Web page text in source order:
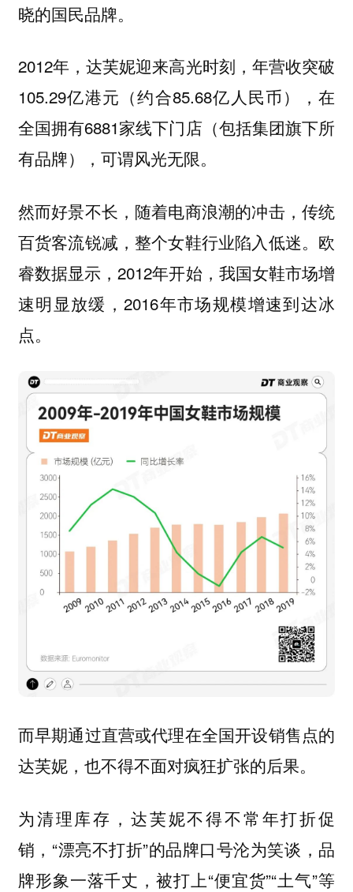
晓的国民品牌。
2012年，达芙妮迎来高光时刻，年营收突破
105.29亿港元（约合85.68亿人民币），在
全国拥有6881家线下门店（包括集团旗下所
有品牌），可谓风光无限。
然而好景不长，随着电商浪潮的冲击，传统
百货客流锐减，整个女鞋行业陷入低迷。欧
睿数据显示，2012年开始，我国女鞋市场增
速明显放缓，2016年市场规模增速到达冰
点。
而早期通过直营或代理在全国开设销售点的
达芙妮，也不得不面对疯狂扩张的后果。
为清理库存，达芙妮不得不常年打折促
销，“漂亮不打折”的品牌口号沦为笑谈，品
牌形象一落千丈，被打上“便宜货”“土气”等